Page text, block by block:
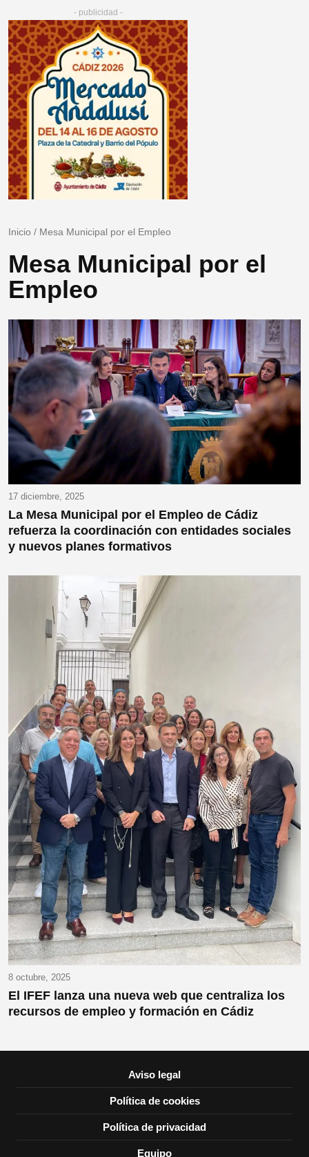
- publicidad -
Inicio / Mesa Municipal por el Empleo
Mesa Municipal por el
Empleo
17 diciembre, 2025
La Mesa Municipal por el Empleo de Cádiz
refuerza la coordinación con entidades sociales
y nuevos planes formativos
8 octubre, 2025
El IFEF lanza una nueva web que centraliza los
recursos de empleo y formación en Cádiz
Aviso legal
Política de cookies
Política de privacidad
Equipo